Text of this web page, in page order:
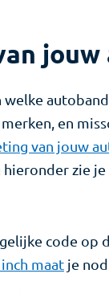
jouw
en
van jouw
zie
code op
maat je